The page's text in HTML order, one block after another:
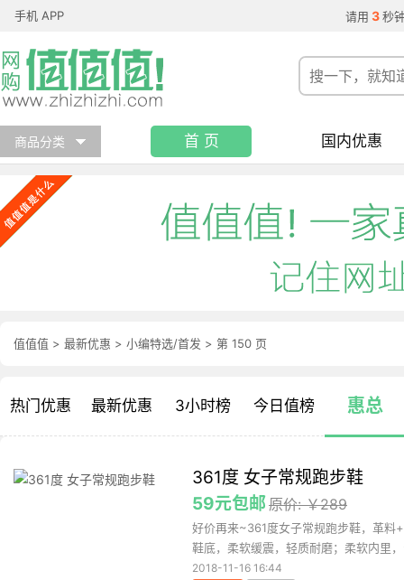
手机 APP 请用 3 秒
商品分类 首 页 国内优惠
值值值 > 最新优惠 > 小编特选/首发 > 第 150 页
热门优惠 最新优惠 3小时榜 今日值榜 惠总
361度 女子常规跑步鞋
59元包邮原价: ￥289
好价再来~361度女子常规跑步鞋，革料
鞋底，柔软缓震，轻质耐磨；柔软内里
2018-11-16 16:44